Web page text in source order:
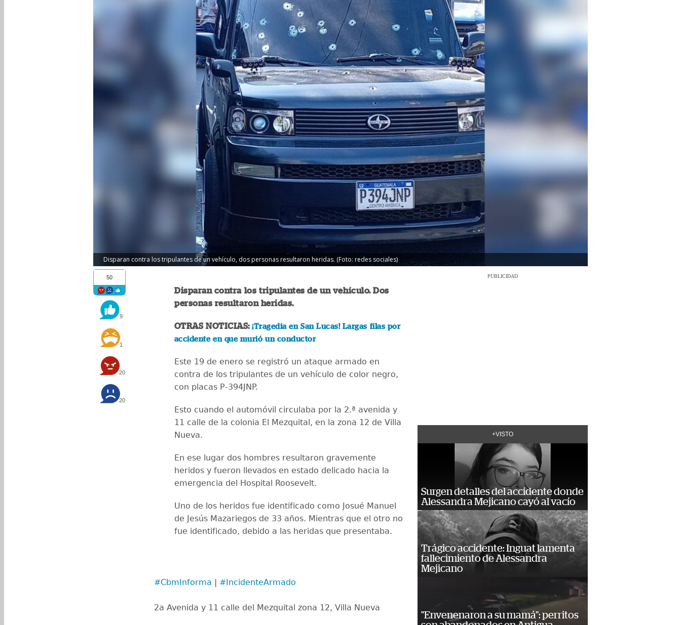
Disparan contra los tripulantes de un vehículo, dos personas resultaron heridas. (Foto: redes sociales)
50
9
1
20
20
Disparan contra los tripulantes de un vehículo. Dos
personas resultaron heridas.
OTRAS NOTICIAS:¡Tragedia en San Lucas! Largas filas por
accidente en que murió un conductor
Este 19 de enero se registró un ataque armado en
contra de los tripulantes de un vehículo de color negro,
con placas P-394JNP.
Esto cuando el automóvil circulaba por la 2.ª avenida y
11 calle de la colonia El Mezquital, en la zona 12 de Villa
Nueva.
En ese lugar dos hombres resultaron gravemente
heridos y fueron llevados en estado delicado hacia la
emergencia del Hospital Roosevelt.
Uno de los heridos fue identificado como Josué Manuel
de Jesús Mazariegos de 33 años. Mientras que el otro no
fue identificado, debido a las heridas que presentaba.
#CbmInforma | #IncidenteArmado
2a Avenida y 11 calle del Mezquital zona 12, Villa Nueva
PUBLICIDAD
+VISTO
Surgen detalles del accidente donde
Alessandra Mejicano cayó al vacío
Trágico accidente: Inguat lamenta
fallecimiento de Alessandra
Mejicano
"Envenenaron a su mamá": perritos